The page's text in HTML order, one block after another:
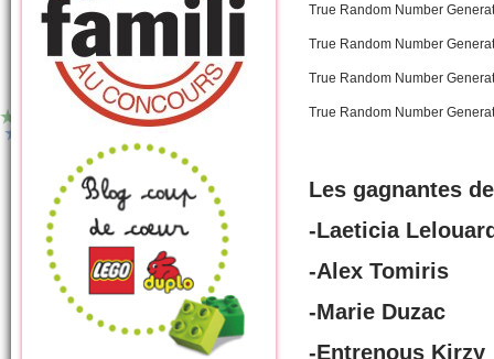
True Random Number
True Random Number
True Random Number
True Random Number
Les gagnantes
-Laeticia
-Alex Tomiris
-Marie Duzac
-Entrenous Kirzy